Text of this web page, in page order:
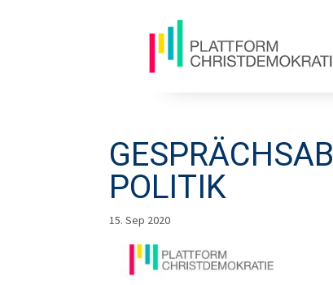
POLITIK
15. Sep 2020